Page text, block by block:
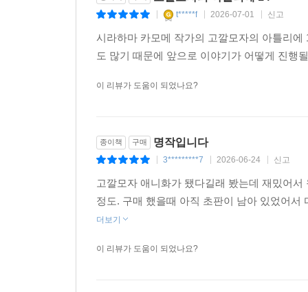
종이책 구매 고깔모자의 아틀리에 14
| t*****f | 2026-07-01 신고
시라하마 카모메 작가의 고깔모자의 아틀리
종이책 구매 명작입니다
3*********7 | 2026-06-24 | 신고
고깔모자 애니화가 됐다길래 봤는데 재밌어
정도. 구매 했을때 아직 초판이 남아 있었어